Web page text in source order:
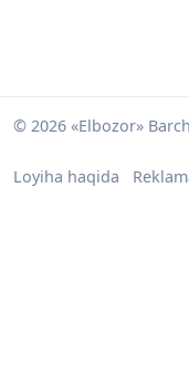
© 2026 «Elbozor»
Loyiha haqida